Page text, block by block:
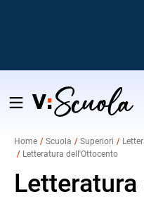
Salta
contenuto
Home Scuola Superiori
Letteratura dell'Ottocento